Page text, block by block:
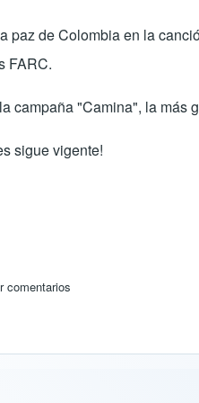
paz de Colombia en la
FARC.
campaña "Camina", la
sigue vigente!
de Colombia
comentarios